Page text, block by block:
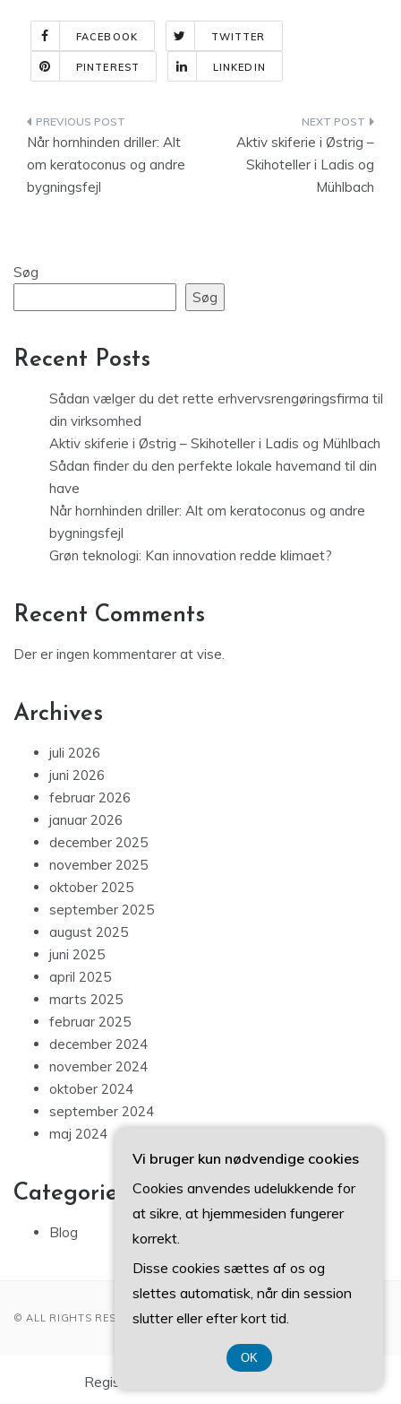
FACEBOOK TWITTER
PINTEREST LINKEDIN
Indlægsnavigation
Når hornhinden driller: Alt
om keratoconus og andre
bygningsfejl
Aktiv skiferie i Østrig –
Skihoteller i Ladis og
Mühlbach
Søg
Søg
Recent Posts
Sådan vælger du det rette erhvervsrengøringsfirma til
din virksomhed
Aktiv skiferie i Østrig – Skihoteller i Ladis og Mühlbach
Sådan finder du den perfekte lokale havemand til din
have
Når hornhinden driller: Alt om keratoconus og andre
bygningsfejl
Grøn teknologi: Kan innovation redde klimaet?
Recent Comments
Der er ingen kommentarer at vise.
Archives
juli 2026
juni 2026
februar 2026
januar 2026
december 2025
november 2025
oktober 2025
september 2025
august 2025
juni 2025
april 2025
marts 2025
februar 2025
december 2024
november 2024
oktober 2024
september 2024
maj 2024
Categories
Blog
© ALL RIGHTS RESERVED 2022
Registreringsnummer DK3740 7739
Vi bruger kun nødvendige cookies
Cookies anvendes udelukkende for
at sikre, at hjemmesiden fungerer
korrekt.
Disse cookies sættes af os og
slettes automatisk, når din session
slutter eller efter kort tid.
OK